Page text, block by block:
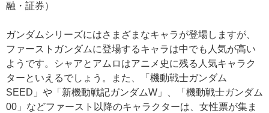
融・証券）
ガンダムシリーズにはさまざまなキャラが登場しますが、
ファーストガンダムに登場するキャラは中でも人気が高い
ようです。シャアとアムロはアニメ史に残る人気キャラク
ターといえるでしょう。また、「機動戦士ガンダム
SEED」や「新機動戦記ガンダムW」、「機動戦士ガンダム
00」などファースト以降のキャラクターは、女性票が集ま